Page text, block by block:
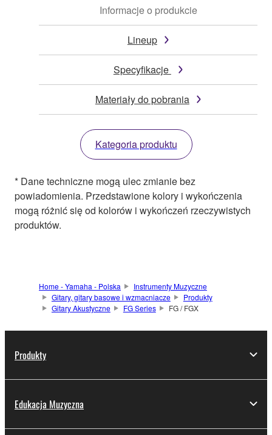
Informacje o produkcie
Lineup
Specyfikacje
Materiały do pobrania
Kategoria produktu
* Dane techniczne mogą ulec zmianie bez
powiadomienia. Przedstawione kolory i wykończenia
mogą różnić się od kolorów i wykończeń rzeczywistych
produktów.
Home - Yamaha - Polska
Instrumenty Muzyczne
Gitary, gitary basowe i wzmacniacze
Produkty
Gitary Akustyczne
FG Series FG / FGX
Produkty
Edukacja Muzyczna